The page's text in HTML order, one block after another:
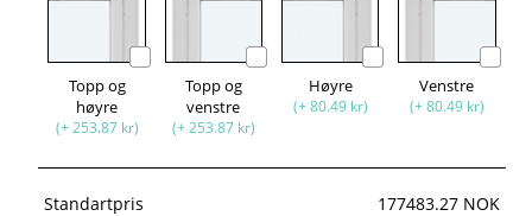
Topp og
høyre
(+ 253.87 kr)
Topp og
venstre
(+ 253.87 kr)
Høyre
(+ 80.49 kr)
Venstre
(+ 80.49 kr)
Standartpris
177483.27 NOK